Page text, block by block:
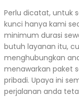
Perlu dicatat, untuk
kunci hanya kami
minimum durasi
butuh layanan itu,
menghubungkan
menawarkan paket
pribadi. Upaya ini
perjalanan anda